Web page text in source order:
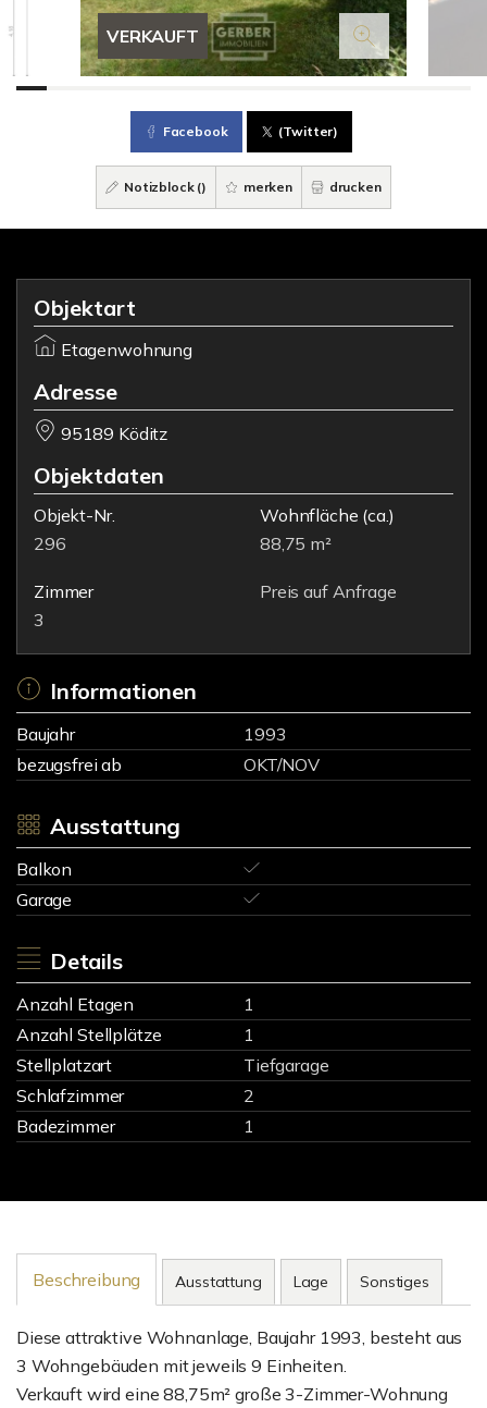
VERKAUFT
Facebook (Twitter)
Notizblock () merken drucken
Objektart
Etagenwohnung
Adresse
95189 Köditz
Objektdaten
Objekt-Nr.
296
Wohnfläche (ca.)
88,75 m²
Zimmer
3
Preis auf Anfrage
Informationen
Baujahr
1993
bezugsfrei ab
OKT/NOV
Ausstattung
Balkon
Garage
Details
Anzahl Etagen
1
Anzahl Stellplätze
1
Stellplatzart
Tiefgarage
Schlafzimmer
2
Badezimmer
1
Beschreibung Ausstattung Lage Sonstiges
Diese attraktive Wohnanlage, Baujahr 1993, besteht aus
3 Wohngebäuden mit jeweils 9 Einheiten.
Verkauft wird eine 88,75m² große 3-Zimmer-Wohnung